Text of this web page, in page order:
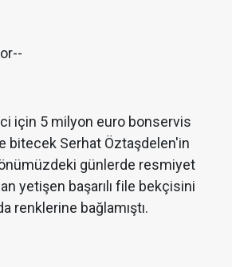
için 5 milyon euro bonservis
bitecek Serhat Öztaşdelen'in
önümüzdeki günlerde resmiyet
yetişen başarılı file bekçisini
renklerine bağlamıştı.